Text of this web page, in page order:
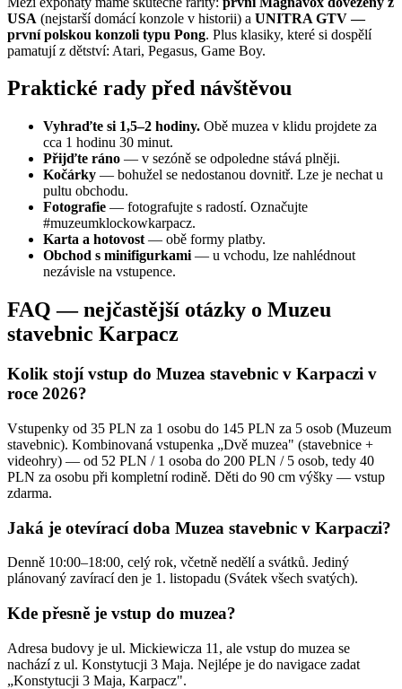
USA (nejstarší domácí konzole v historii) a UNITRA GTV —
první polskou konzoli typu Pong. Plus klasiky, které si dospělí
pamatují z dětství: Atari, Pegasus, Game Boy.
Praktické rady před návštěvou
Vyhraďte si 1,5–2 hodiny. Obě muzea v klidu projdete za
cca 1 hodinu 30 minut.
Přijďte ráno — v sezóně se odpoledne stává plněji.
Kočárky — bohužel se nedostanou dovnitř. Lze je nechat u
pultu obchodu.
Fotografie — fotografujte s radostí. Označujte
#muzeumklockowkarpacz.
Karta a hotovost — obě formy platby.
Obchod s minifigurkami — u vchodu, lze nahlédnout
nezávisle na vstupence.
FAQ — nejčastější otázky o Muzeu
stavebnic Karpacz
Kolik stojí vstup do Muzea stavebnic v Karpaczi v
roce 2026?
Vstupenky od 35 PLN za 1 osobu do 145 PLN za 5 osob (Muzeum
stavebnic). Kombinovaná vstupenka „Dvě muzea" (stavebnice +
videohry) — od 52 PLN / 1 osoba do 200 PLN / 5 osob, tedy 40
PLN za osobu při kompletní rodině. Děti do 90 cm výšky — vstup
zdarma.
Jaká je otevírací doba Muzea stavebnic v Karpaczi?
Denně 10:00–18:00, celý rok, včetně nedělí a svátků. Jediný
plánovaný zavírací den je 1. listopadu (Svátek všech svatých).
Kde přesně je vstup do muzea?
Adresa budovy je ul. Mickiewicza 11, ale vstup do muzea se
nachází z ul. Konstytucji 3 Maja. Nejlépe je do navigace zadat
„Konstytucji 3 Maja, Karpacz".